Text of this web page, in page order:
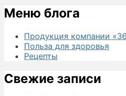
Меню блога
Продукция компании
Польза для здоровья
Рецепты
Свежие записи